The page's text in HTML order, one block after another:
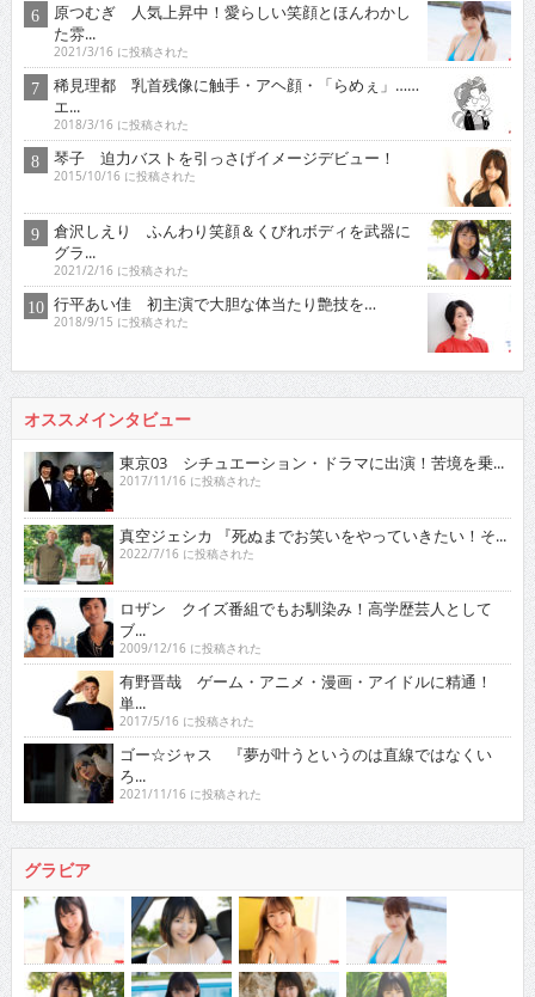
原つむぎ 人気上昇中！愛らしい笑顔とほんわかし
た雰...
2021/3/16 に投稿された
稀見理都 乳首残像に触手・アヘ顔・「らめぇ」……
エ...
2018/3/16 に投稿された
琴子 迫力バストを引っさげイメージデビュー！
2015/10/16 に投稿された
倉沢しえり ふんわり笑顔＆くびれボディを武器に
グラ...
2021/2/16 に投稿された
行平あい佳 初主演で大胆な体当たり艶技を…
2018/9/15 に投稿された
オススメインタビュー
東京03 シチュエーション・ドラマに出演！苦境を乗...
2017/11/16 に投稿された
真空ジェシカ 『死ぬまでお笑いをやっていきたい！そ...
2022/7/16 に投稿された
ロザン クイズ番組でもお馴染み！高学歴芸人として
ブ...
2009/12/16 に投稿された
有野晋哉 ゲーム・アニメ・漫画・アイドルに精通！
単...
2017/5/16 に投稿された
ゴー☆ジャス 『夢が叶うというのは直線ではなくい
ろ...
2021/11/16 に投稿された
グラビア